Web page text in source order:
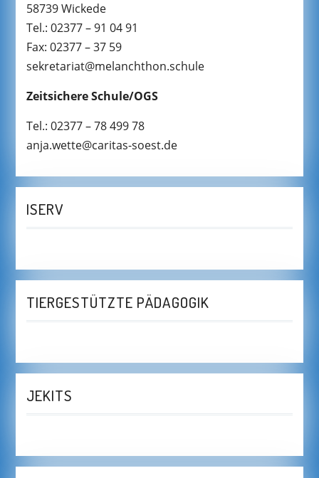
58739 Wickede
Tel.: 02377 – 91 04 91
Fax: 02377 – 37 59
sekretariat@melanchthon.schule
Zeitsichere Schule/OGS
Tel.: 02377 – 78 499 78
anja.wette@caritas-soest.de
ISERV
TIERGESTÜTZTE PÄDAGOGIK
JEKITS